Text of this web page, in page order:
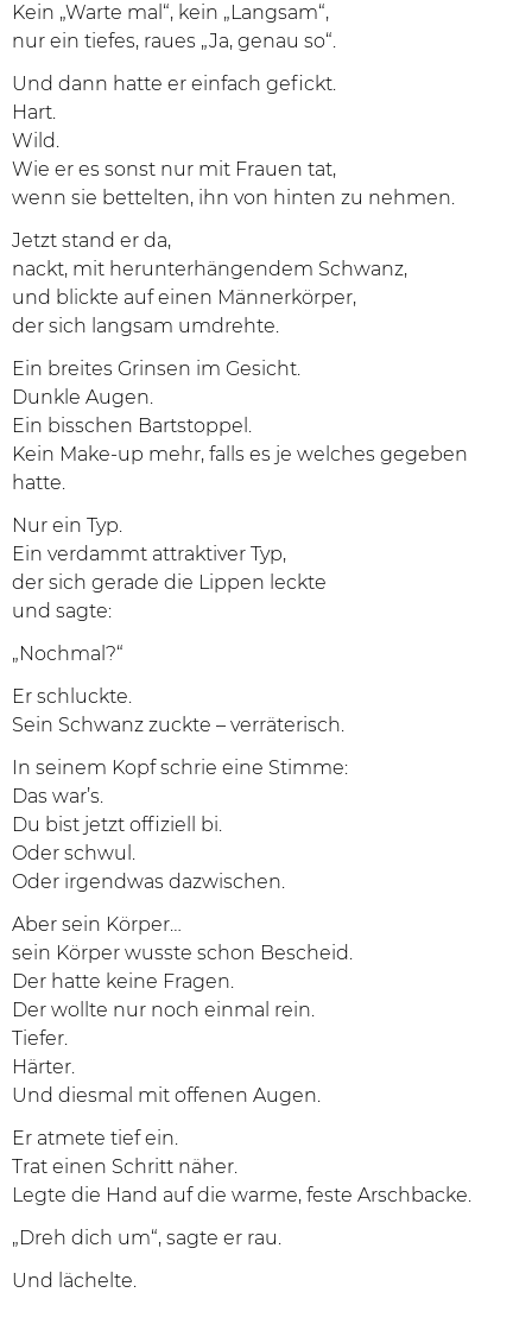
Kein „Warte mal“, kein „Langsam“,
nur ein tiefes, raues „Ja, genau so“.
Und dann hatte er einfach gefickt.
Hart.
Wild.
Wie er es sonst nur mit Frauen tat,
wenn sie bettelten, ihn von hinten zu nehmen.
Jetzt stand er da,
nackt, mit herunterhängendem Schwanz,
und blickte auf einen Männerkörper,
der sich langsam umdrehte.
Ein breites Grinsen im Gesicht.
Dunkle Augen.
Ein bisschen Bartstoppel.
Kein Make-up mehr, falls es je welches gegeben
hatte.
Nur ein Typ.
Ein verdammt attraktiver Typ,
der sich gerade die Lippen leckte
und sagte:
„Nochmal?“
Er schluckte.
Sein Schwanz zuckte – verräterisch.
In seinem Kopf schrie eine Stimme:
Das war’s.
Du bist jetzt offiziell bi.
Oder schwul.
Oder irgendwas dazwischen.
Aber sein Körper…
sein Körper wusste schon Bescheid.
Der hatte keine Fragen.
Der wollte nur noch einmal rein.
Tiefer.
Härter.
Und diesmal mit offenen Augen.
Er atmete tief ein.
Trat einen Schritt näher.
Legte die Hand auf die warme, feste Arschbacke.
„Dreh dich um“, sagte er rau.
Und lächelte.